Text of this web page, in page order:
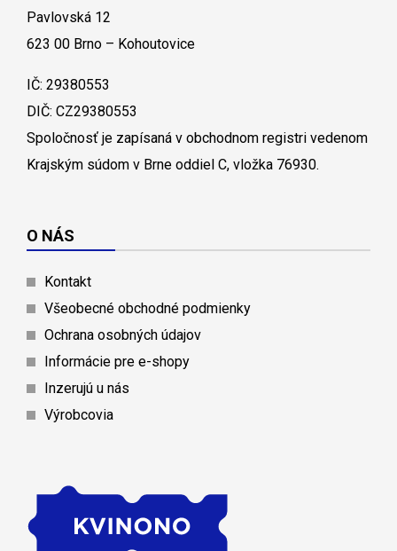
Pavlovská 12
623 00 Brno – Kohoutovice
IČ: 29380553
DIČ: CZ29380553
Spoločnosť je zapísaná v obchodnom registri vedenom
Krajským súdom v Brne oddiel C, vložka 76930.
O NÁS
Kontakt
Všeobecné obchodné podmienky
Ochrana osobných údajov
Informácie pre e-shopy
Inzerujú u nás
Výrobcovia